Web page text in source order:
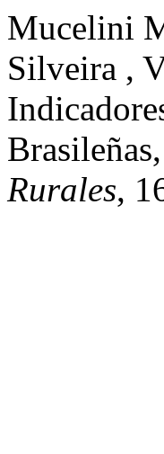
Mucelini
Silveira ,
Rurales,